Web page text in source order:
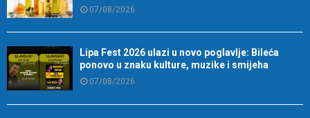
07/08/2026
Lipa Fest 2026 ulazi u novo poglavlje: Bileća
ponovo u znaku kulture, muzike i smijeha
07/08/2026